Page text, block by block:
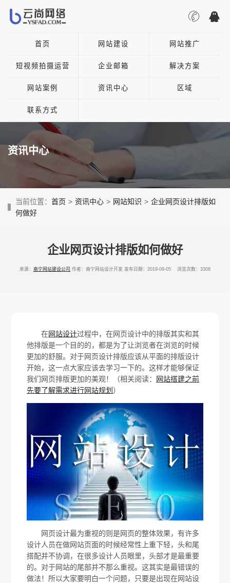
首页 网站建设 网站推广
短视频拍摄运营 企业邮箱 解决方案
网站案例 资讯中心 区域
联系方式
资讯中心
当前位置： 首页 > 资讯中心 > 网站知识 > 企业网页设计排版如
何做好
企业网页设计排版如何做好
来源： 南宁网站建设公司 作者：南宁网站设计开发 发布日期：2019-09-05 浏览次数：3308
在网站设计过程中，在网页设计中的排版其实和其
他排版是一个目的的，都是为了让浏览者在浏览的时候
更加的舒服。对于网页设计排版应该从平面的排版设计
开始，这一点大家应该去学习一下的。这样才能够保证
我们网页排版更加的美观！（相关阅读： 网站搭建之前
先要了解需求进行网站规划 ）
网页设计最为重视的则是网页的整体效果，有许多
设计人员在做网站页面的时候经常性上重下轻，头和尾
搭配并不协调，在很多设计人员眼里，头部才是最重要
的。对于网站的尾部并不那么重视。这其实是最错误的
做法！所以大家要明白一个问题，只要是出现在网站设